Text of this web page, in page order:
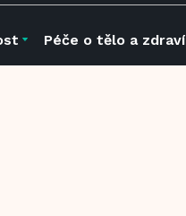
Péče o tělo a zdraví